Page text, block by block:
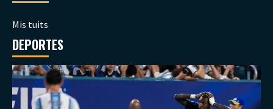
Mis tuits
DEPORTES